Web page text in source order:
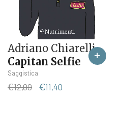
Adriano Chiarelli
Capitan Selfie
Saggistica
€12,00
Il
€11,40